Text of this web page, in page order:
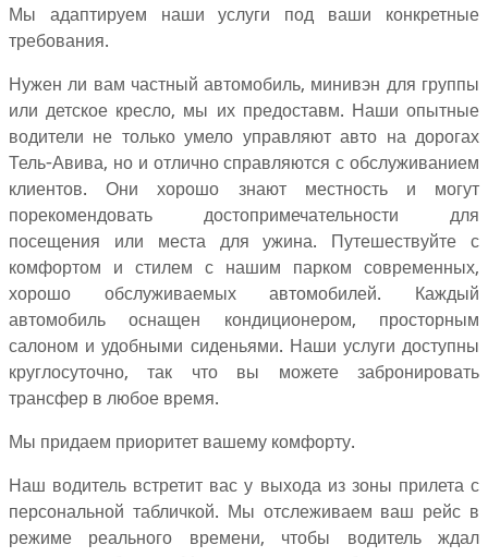
Мы адаптируем наши услуги под ваши конкретные
требования.
Нужен ли вам частный автомобиль, минивэн для группы
или детское кресло, мы их предоставм. Наши опытные
водители не только умело управляют авто на дорогах
Тель-Авива, но и отлично справляются с обслуживанием
клиентов. Они хорошо знают местность и могут
порекомендовать достопримечательности для
посещения или места для ужина. Путешествуйте с
комфортом и стилем с нашим парком современных,
хорошо обслуживаемых автомобилей. Каждый
автомобиль оснащен кондиционером, просторным
салоном и удобными сиденьями. Наши услуги доступны
круглосуточно, так что вы можете забронировать
трансфер в любое время.
Мы придаем приоритет вашему комфорту.
Наш водитель встретит вас у выхода из зоны прилета с
персональной табличкой. Мы отслеживаем ваш рейс в
режиме реального времени, чтобы водитель ждал